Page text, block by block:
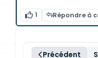
1 Répondre à
Précédent